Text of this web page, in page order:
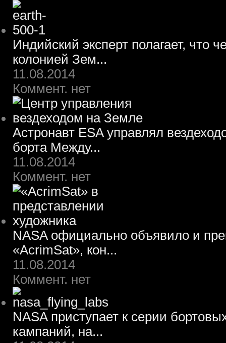
Индийский эксперт полагает, что
колонией Зем...
11.08.2014
Коммент. нет
Астронавт ESA управлял
борта Между...
11.08.2014
Коммент. нет
NASA официально объявило и
«AcrimSat», кон...
11.08.2014
Коммент. нет
NASA приступает к серии
кампаний, на...